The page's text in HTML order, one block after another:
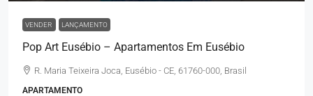
VENDER LANÇAMENTO
Pop Art Eusébio – Apartamentos Em Eusébio
R. Maria Teixeira Joca, Eusébio - CE, 61760-000, Brasil
APARTAMENTO